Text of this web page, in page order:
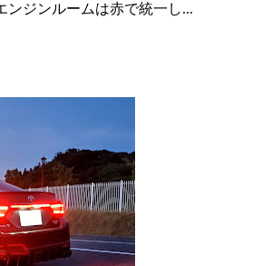
ンジンルームは赤で統一し...